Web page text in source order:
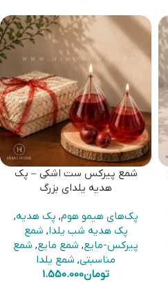
شمع پیرکس ست اشکی – پک
هدیه یلدای بزرگ
پک‌های هیمو هوم, پک هدیه,
پک هدیه شب یلدا, شمع
پیرکس-مایع, شمع مایع, شمع
مناسبتی, شمع یلدا
تومان1.550.000